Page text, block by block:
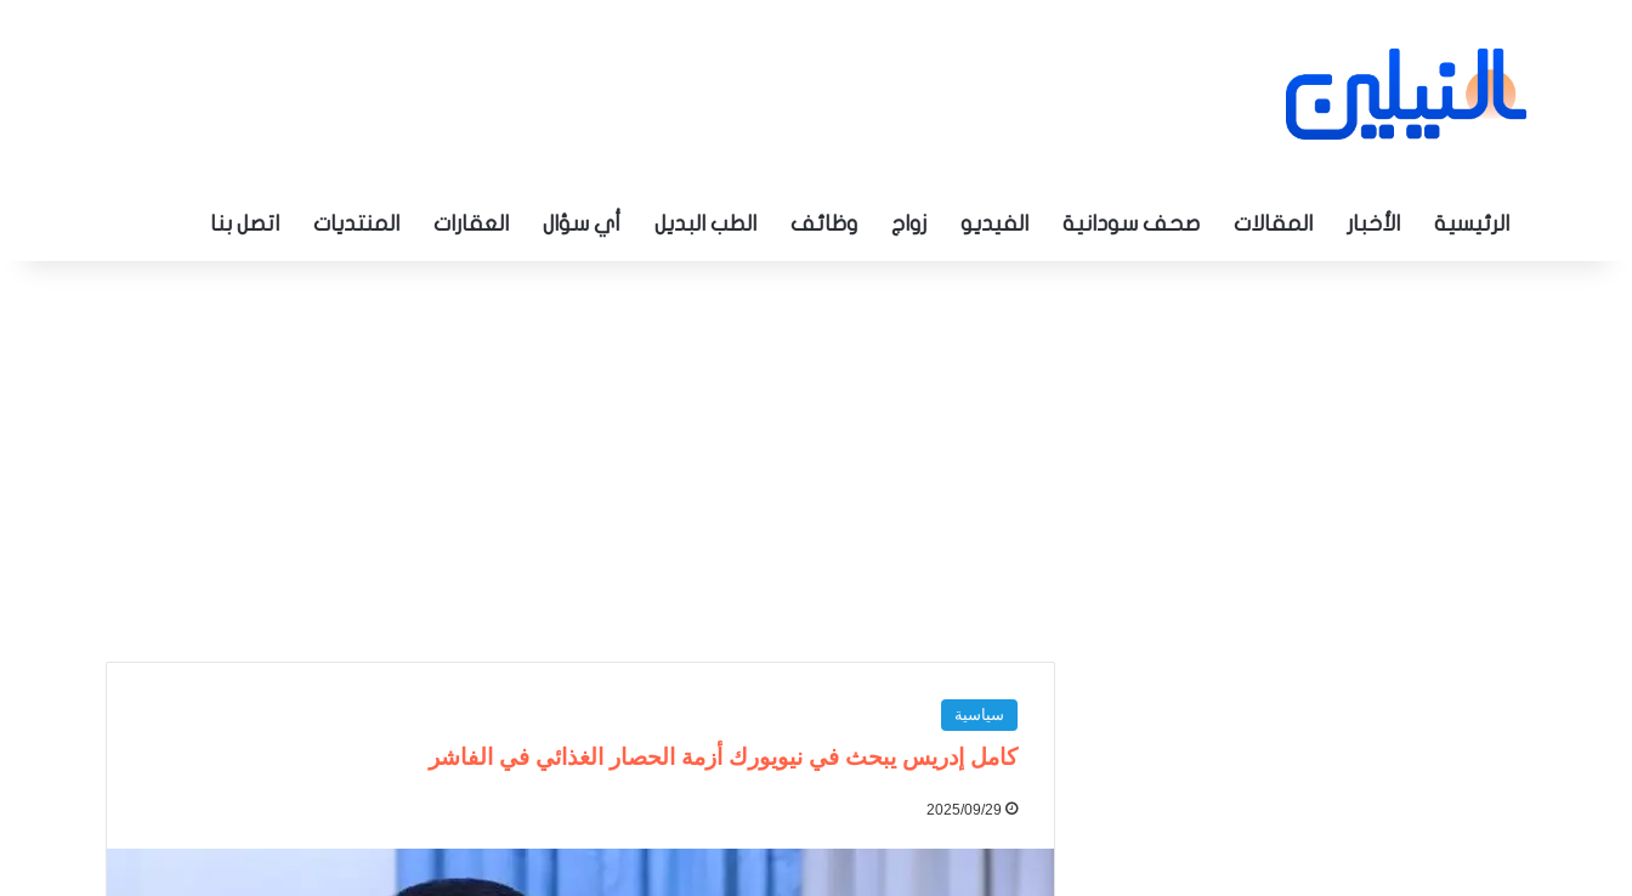
الرئيسية الأخبار المقالات صحف سودانية الفيديو زواج وظائف الطب البديل أي سؤال العقارات المنتديات اتصل بنا
سياسية
كامل إدريس يبحث في نيويورك أزمة الحصار الغذائي في الفاشر
2025/09/29